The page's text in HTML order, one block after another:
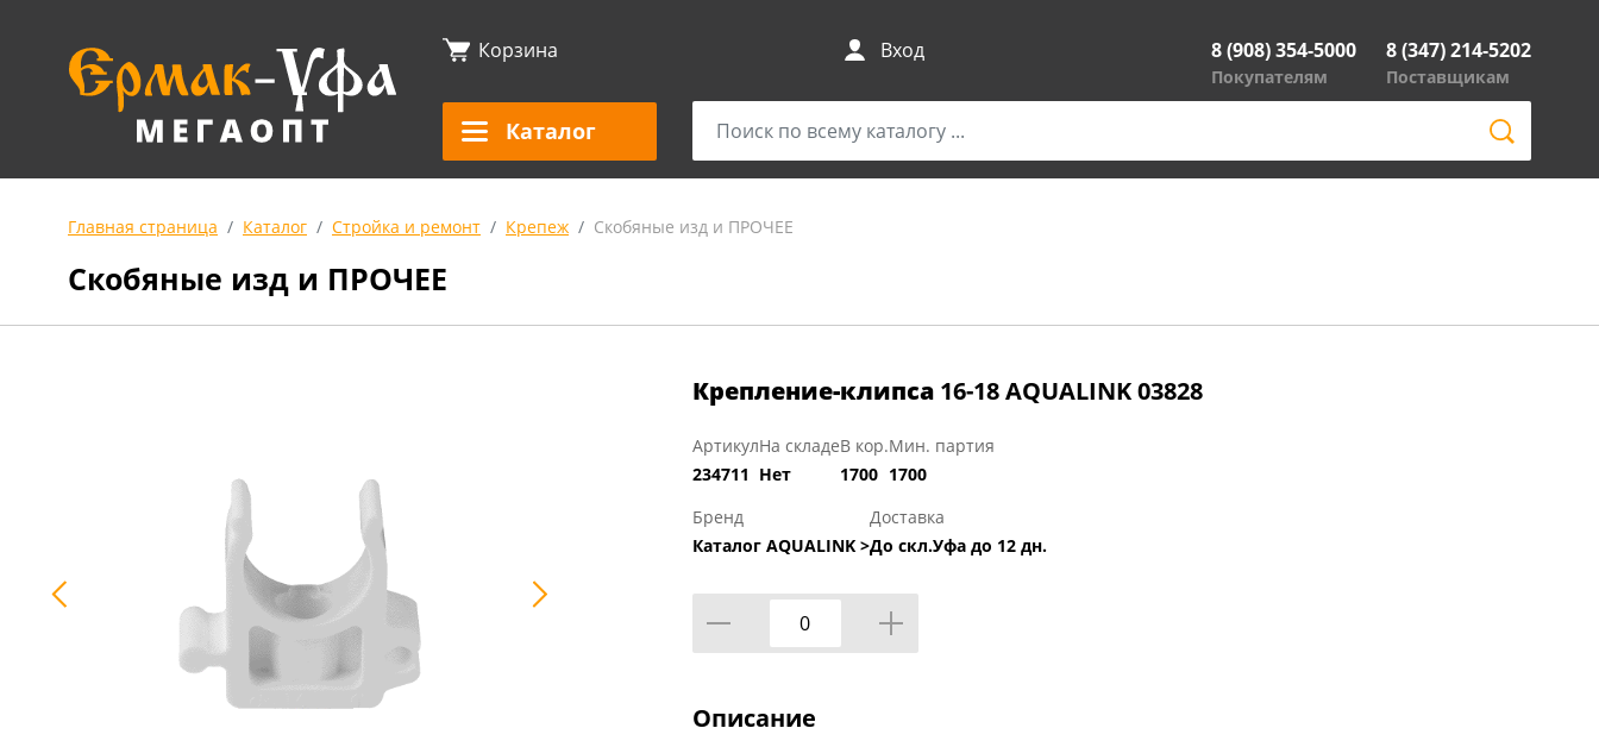
Корзина Вход 8 (908) 354-5000
Покупателям
8 (347) 214-5202
Поставщикам
Каталог
Главная страница Каталог Стройка и ремонт Крепеж Скобяные изд и ПРОЧЕЕ
Скобяные изд и ПРОЧЕЕ
Крепление-клипса 16-18 AQUALINK 03828
Артикул
234711
На складе
Нет
В кор.
1700
Мин. партия
1700
Бренд
Каталог AQUALINK >
Доставка
До скл.Уфа до 12 дн.
Описание